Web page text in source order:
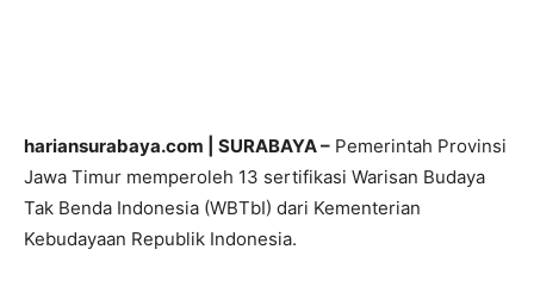
hariansurabaya.com | SURABAYA – Pemerintah Provinsi
Jawa Timur memperoleh 13 sertifikasi Warisan Budaya
Tak Benda Indonesia (WBTbI) dari Kementerian
Kebudayaan Republik Indonesia.